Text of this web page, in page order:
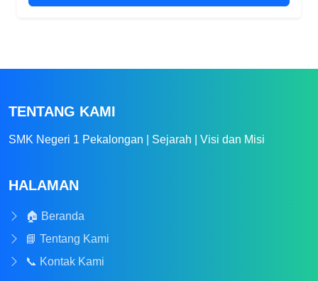
TENTANG KAMI
SMK Negeri 1 Pekalongan | Sejarah | Visi dan Misi
HALAMAN
🏠 Beranda
📘 Tentang Kami
📞 Kontak Kami